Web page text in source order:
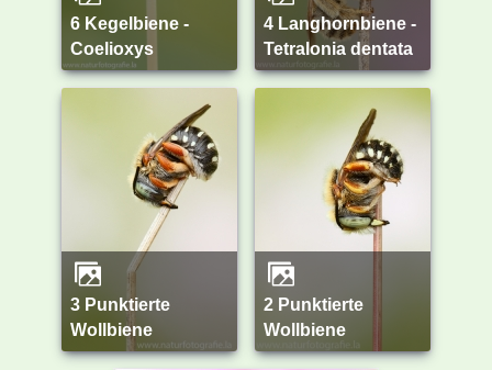
6 Kegelbiene -
Coelioxys
4 Langhornbiene -
Tetralonia dentata
3 Punktierte
Wollbiene
2 Punktierte
Wollbiene